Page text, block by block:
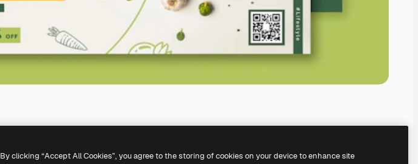
By clicking “Accept All Cookies”, you agree to the storing of cookies on your device to enhance site